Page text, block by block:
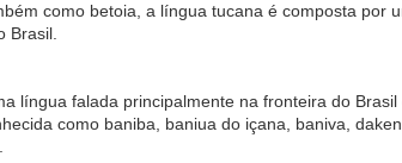
como betoia, a língua tucana é composta por
Brasil.
língua falada principalmente na fronteira do Brasil
como baniba, baniua do içana, baniva,